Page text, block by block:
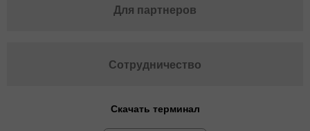
Для партнеров
Сотрудничество
Скачать терминал